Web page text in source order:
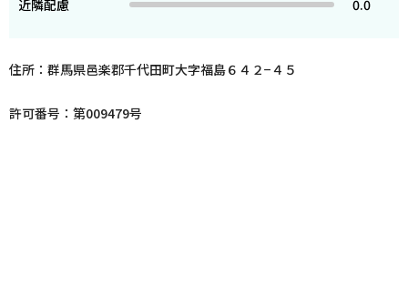
近隣配慮
0.0
住所：群馬県邑楽郡千代田町大字福島６４２−４５
許可番号：第009479号